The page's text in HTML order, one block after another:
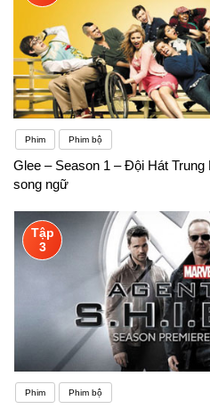
Phim Phim bộ
Glee – Season 1 – Đội Hát
song ngữ
Tập
3
Phim Phim bộ